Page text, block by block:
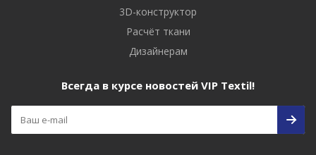
3D-конструктор
Расчёт ткани
Дизайнерам
Всегда в курсе новостей VIP Textil!